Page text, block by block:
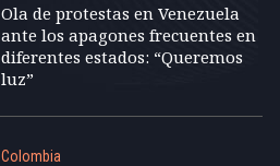
Ola de protestas en Venezuela
ante los apagones frecuentes en
diferentes estados: “Queremos
luz”
Colombia